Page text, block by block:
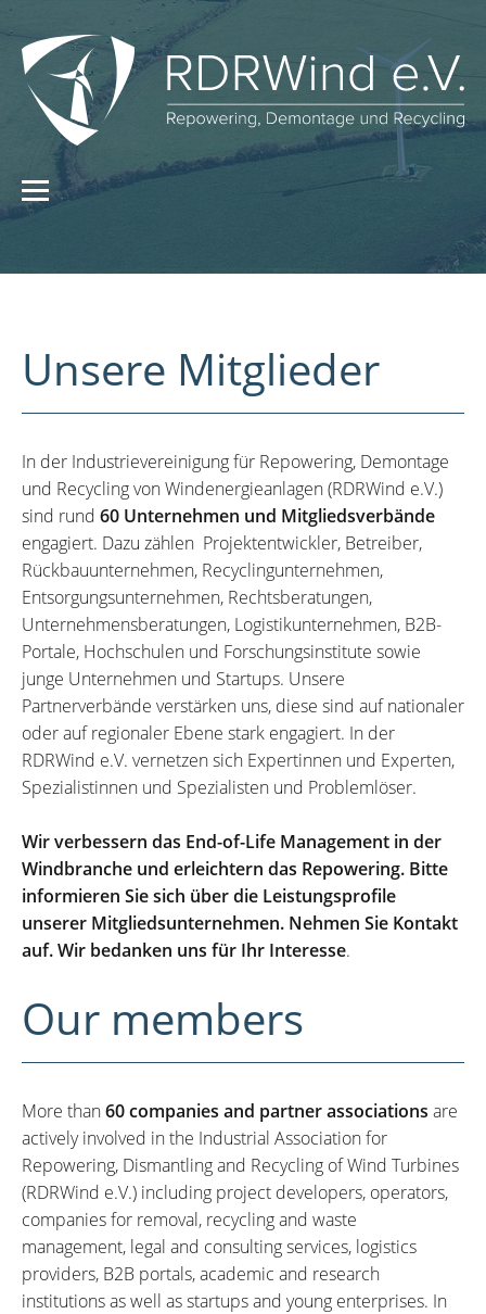
Unsere Mitglieder
In der Industrievereinigung für Repowering, Demontage
und Recycling von Windenergieanlagen (RDRWind e.V.)
sind rund 60 Unternehmen und Mitgliedsverbände
engagiert. Dazu zählen Projektentwickler, Betreiber,
Rückbauunternehmen, Recyclingunternehmen,
Entsorgungsunternehmen, Rechtsberatungen,
Unternehmensberatungen, Logistikunternehmen, B2B-
Portale, Hochschulen und Forschungsinstitute sowie
junge Unternehmen und Startups. Unsere
Partnerverbände verstärken uns, diese sind auf nationaler
oder auf regionaler Ebene stark engagiert. In der
RDRWind e.V. vernetzen sich Expertinnen und Experten,
Spezialistinnen und Spezialisten und Problemlöser.
Wir verbessern das End-of-Life Management in der
Windbranche und erleichtern das Repowering. Bitte
informieren Sie sich über die Leistungsprofile
unserer Mitgliedsunternehmen. Nehmen Sie Kontakt
auf. Wir bedanken uns für Ihr Interesse.
Our members
More than60 companies and partner associations are
actively involved in the Industrial Association for
Repowering, Dismantling and Recycling of Wind Turbines
(RDRWind e.V.) including project developers, operators,
companies for removal, recycling and waste
management, legal and consulting services, logistics
providers, B2B portals, academic and research
institutions as well as startups and young enterprises. In